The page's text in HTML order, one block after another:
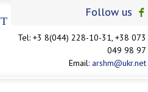
Follow us
Tel: +3 8(044) 228-10-31, +38 073
049 98 97
Email: arshm@ukr.net